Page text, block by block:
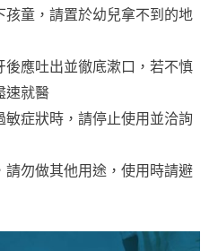
孩童，請置於幼兒拿不到的地
後應吐出並徹底漱口，若不慎
速就醫
敏症狀時，請停止使用並洽詢
請勿做其他用途，使用時請避